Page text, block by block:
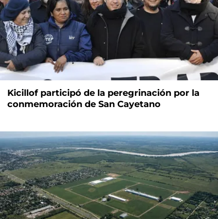
Kicillof participó de la peregrinación por la
conmemoración de San Cayetano